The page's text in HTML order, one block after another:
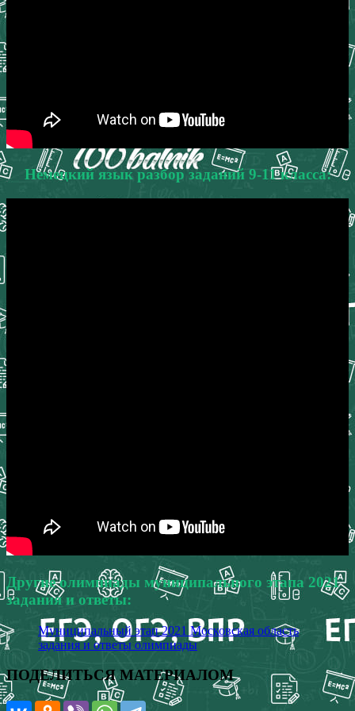
Немецкий язык разбор заданий 9-11 класса:
Другие олимпиады муниципального этапа 2021
задания и ответы:
Муниципальный этап 2021 Московская область
задания и ответы олимпиады
ПОДЕЛИТЬСЯ МАТЕРИАЛОМ